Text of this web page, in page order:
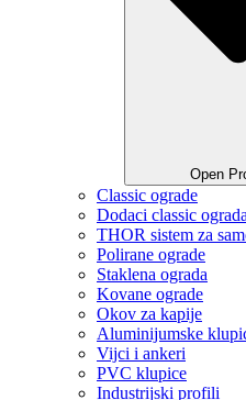
Open
Classic ograde
Dodaci classic ograda
THOR sistem za
Polirane ograde
Staklena ograda
Kovane ograde
Okov za kapije
Aluminijumske
Vijci i ankeri
PVC klupice
Industrijski profili